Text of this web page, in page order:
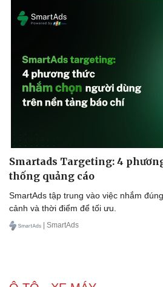
Doanh nghiệp
Smartads Targeting: 4
thống quảng cáo
SmartAds tập trung vào việc nhắm
cảnh và thời điểm để tối ưu.
| SmartAds